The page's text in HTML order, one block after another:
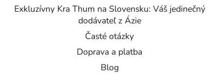
Exkluzívny Kra Thum na Slovensku: Váš jedinečný
dodávateľ z Ázie
Časté otázky
Doprava a platba
Blog